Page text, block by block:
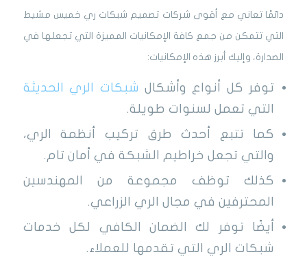
دائمًا تعاني مع أقوى شركات تصميم شبكات ري خميس مشيط
التي تتمكن من جمع كافة الإمكانيات المميزة التي تجعلها في
الصدارة، وإليك أبرز هذه الإمكانيات:
توفر كل أنواع وأشكال شبكات الري الحديثة
التي تعمل لسنوات طويلة.
كما تتبع أحدث طرق تركيب أنظمة الري،
والتي تجعل خراطيم الشبكة في أمان تام.
كذلك توظف مجموعة من المهندسين
المحترفين في مجال الري الزراعي.
أيضًا توفر لك الضمان الكافي لكل خدمات
شبكات الري التي تقدمها للعملاء.